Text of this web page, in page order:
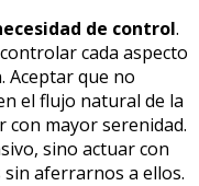
de control.
cada aspecto
Aceptar que no
el flujo natural de la
con mayor serenidad.
sino actuar con
aferrarnos a ellos.